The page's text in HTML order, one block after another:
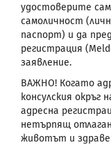
удостоверите
самоличност
паспорт) и да
регистрация (
заявление.
ВАЖНО! Когато
консулския
адресна
нетърпящ
животът и